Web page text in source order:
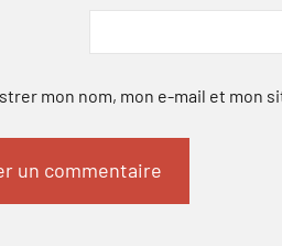
mon nom, mon e-mail et mon